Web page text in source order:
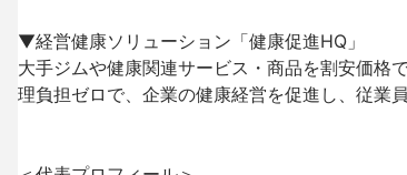
▼経営健康ソリューション「健康促進HQ」
大手ジムや健康関連サービス・商品を割安価格
理負担ゼロで、企業の健康経営を促進し、従業